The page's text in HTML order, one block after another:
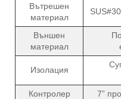
Вътрешен
материал
Външен
материал
Изолация
Контролер
7”